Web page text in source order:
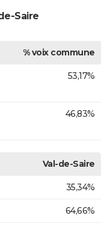
Saire
% voix commune
53,17%
46,83%
Val-de-Saire
35,34%
64,66%